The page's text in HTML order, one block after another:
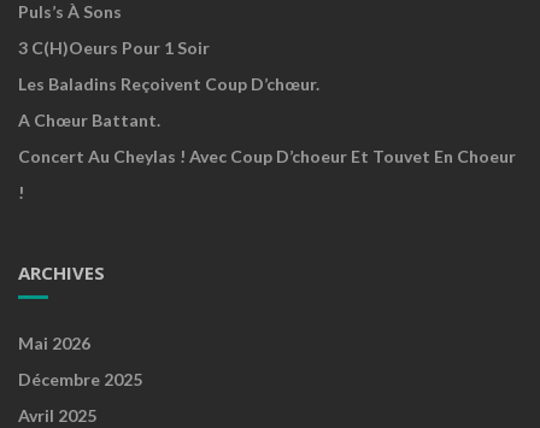
Puls’s À Sons
3 C(h)oeurs Pour 1 Soir
Les Baladins Reçoivent Coup D’chœur.
A Chœur Battant.
Concert Au Cheylas ! Avec Coup D’choeur Et Touvet En Choeur
!
ARCHIVES
Mai 2026
Décembre 2025
Avril 2025